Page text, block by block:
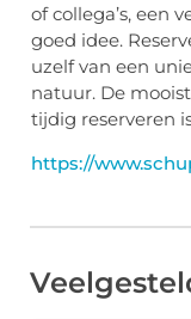
of collega’s, een
goed idee.
uzelf van een
natuur. De
tijdig reserveren
https://